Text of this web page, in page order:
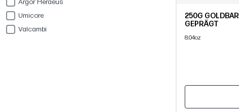
Argor Heraeus
Umicore
Valcambi
250G
GEPRÄGT
8.04oz